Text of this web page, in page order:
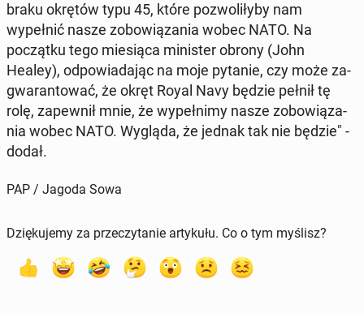
braku okrętów typu 45, które poz­woliły­by nam
wypełnić nasze zobow­iąza­nia wobec NATO. Na
początku tego miesią­ca min­is­ter obrony (John
Healey), odpowiada­jąc na moje pytanie, czy może za­
g­waran­tować, że okręt Royal Navy będzie pełnił tę
rolę, za­pewnił mnie, że wypełn­imy nasze zobow­iąza­
nia wobec NATO. Wygląda, że jednak tak nie będzie" -
dodał.
PAP / Jagoda Sowa
Dziękujemy za przeczytanie artykułu. Co o tym myślisz?